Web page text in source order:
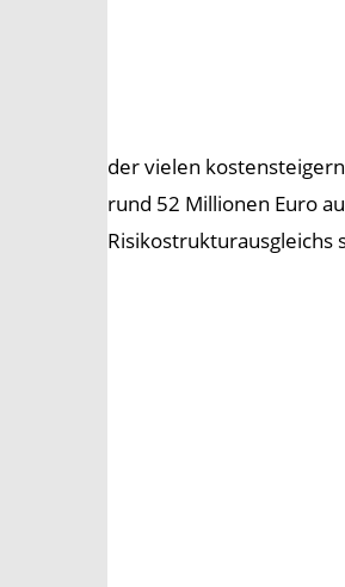
der vielen
rund 52 Millionen Euro
Risikostrukturausgleichs